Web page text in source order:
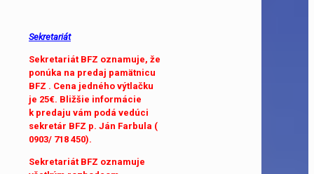
Sekretariát
Sekretariát BFZ oznamuje, že
ponúka na predaj pamätnicu
BFZ . Cena jedného výtlačku
je 25€. Bližšie informácie
k predaju vám podá vedúci
sekretár BFZ p. Ján Farbula (
0903/ 718 450).
Sekretariát BFZ oznamuje